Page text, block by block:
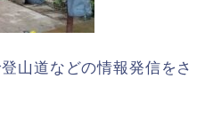
山道などの情報発信をさ